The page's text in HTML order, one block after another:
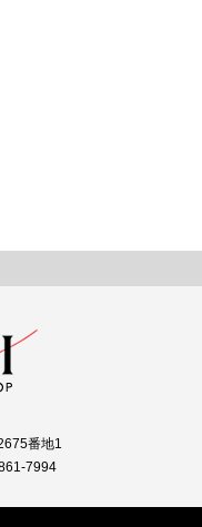
番地1
7994